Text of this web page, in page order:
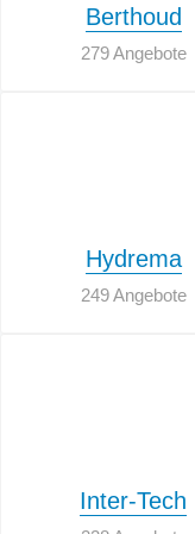
Berthoud
279 Angebote
Hydrema
249 Angebote
Inter-Tech